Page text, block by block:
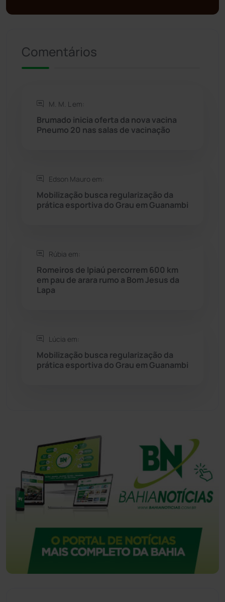
Rio de Contas
Rio do Pires
Sebastião Laranjeiras
Sudoeste Baiano
Tanhaçu (426)
Tecnologia
Urandi (157)
Comentários
M. M. L em:
Brumado inicia oferta da nova vacina
Pneumo 20 nas salas de vacinação
Edson Mauro em:
Mobilização busca regularização da
prática esportiva do Grau em Guanambi
Rúbia em:
Romeiros de Ipiaú percorrem 600 km
em pau de arara rumo a Bom Jesus da
Lapa
Lúcia em:
Mobilização busca regularização da
prática esportiva do Grau em Guanambi